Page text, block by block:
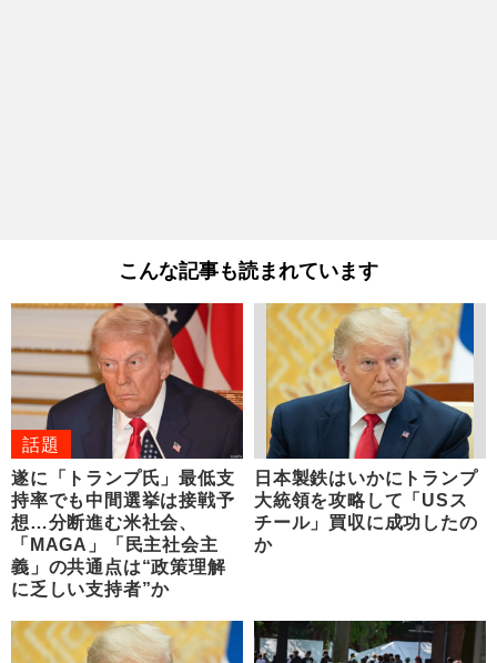
こんな記事も読まれています
話題
遂に「トランプ氏」最低支
持率でも中間選挙は接戦予
想…分断進む米社会、
「MAGA」「民主社会主
義」の共通点は“政策理解
に乏しい支持者”か
日本製鉄はいかにトランプ
大統領を攻略して「USス
チール」買収に成功したの
か